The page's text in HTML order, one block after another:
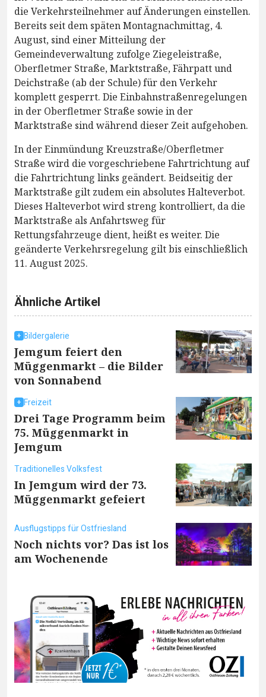
die Verkehrsteilnehmer auf Änderungen einstellen.
Bereits seit dem späten Montagnachmittag, 4.
August, sind einer Mitteilung der
Gemeindeverwaltung zufolge Ziegeleistraße,
Oberfletmer Straße, Marktstraße, Fährpatt und
Deichstraße (ab der Schule) für den Verkehr
komplett gesperrt. Die Einbahnstraßenregelungen
in der Oberfletmer Straße sowie in der
Marktstraße sind während dieser Zeit aufgehoben.
In der Einmündung Kreuzstraße/Oberfletmer
Straße wird die vorgeschriebene Fahrtrichtung auf
die Fahrtrichtung links geändert. Beidseitig der
Marktstraße gilt zudem ein absolutes Halteverbot.
Dieses Halteverbot wird streng kontrolliert, da die
Marktstraße als Anfahrtsweg für
Rettungsfahrzeuge dient, heißt es weiter. Die
geänderte Verkehrsregelung gilt bis einschließlich
11. August 2025.
Ähnliche Artikel
Bildergalerie
Jemgum feiert den
Müggenmarkt – die Bilder
von Sonnabend
Freizeit
Drei Tage Programm beim
75. Müggenmarkt in
Jemgum
Traditionelles Volksfest
In Jemgum wird der 73.
Müggenmarkt gefeiert
Ausflugstipps für Ostfriesland
Noch nichts vor? Das ist los
am Wochenende